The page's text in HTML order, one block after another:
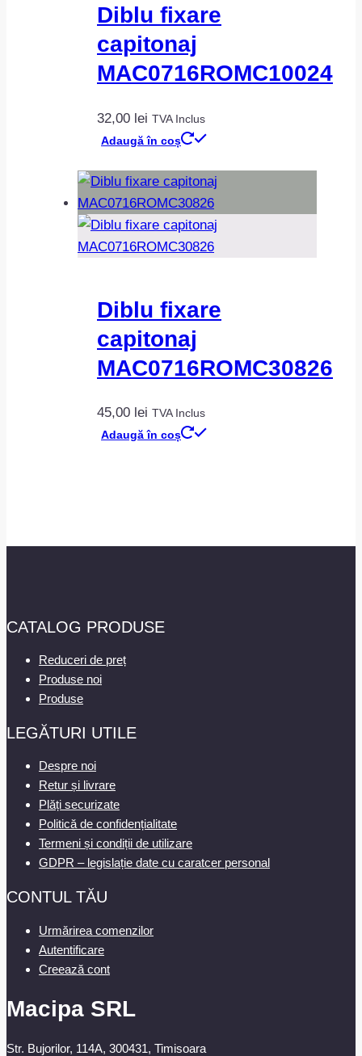
Diblu fixare
capitonaj
MAC0716ROMC10024
32,00 lei TVA Inclus
Adaugă în coș
Diblu fixare
capitonaj
MAC0716ROMC30826
45,00 lei TVA Inclus
Adaugă în coș
CATALOG PRODUSE
Reduceri de preț
Produse noi
Produse
LEGĂTURI UTILE
Despre noi
Retur și livrare
Plăți securizate
Politică de confidențialitate
Termeni și condiții de utilizare
GDPR – legislație date cu caratcer personal
CONTUL TĂU
Urmărirea comenzilor
Autentificare
Creează cont
Macipa SRL
Str. Bujorilor, 114A, 300431, Timisoara